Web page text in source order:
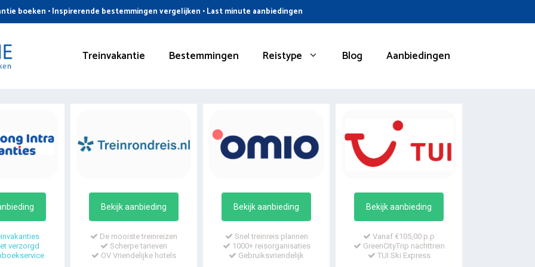
boeken • Inspirerende bestemmingen vergelijken • Last minute aanbiedingen
Treinvakantie Bestemmingen Reistype Blog Aanbiedingen
verzorgd
Bekijk aanbieding
De mooiste treinreizen
Scherpe tarieven
OV Vriendelijke hotels
Bekijk aanbieding
Snel treinreis plannen
1000+ reisorganisaties
Gebruiksvriendelijk
Bekijk aanbieding
Vanaf €105,00 p.p
GreenCityTrip nachttrein
TUI Ski Express